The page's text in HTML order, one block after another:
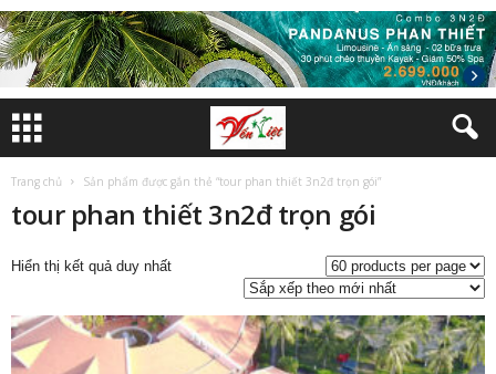
Trang chủ Sản phẩm được gắn thẻ “tour phan thiết 3n2đ trọn gói”
tour phan thiết 3n2đ trọn gói
Hiển thị kết quả duy nhất